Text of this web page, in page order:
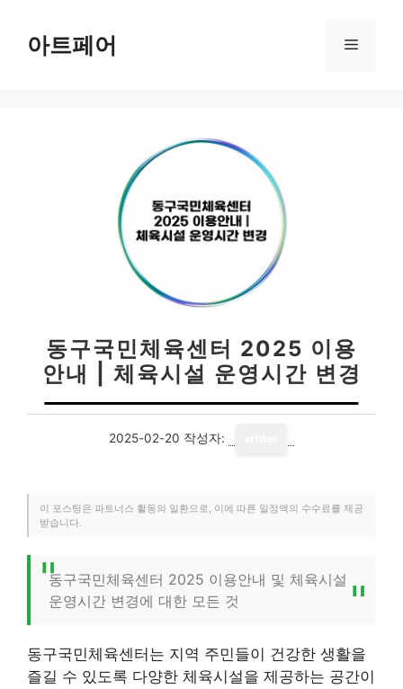
아트페어 메
동구국민체육센터 2025 이용
안내 | 체육시설 운영시간 변경
2025-02-20 작성자:
이 포스팅은 파트너스 활동의 일환으로, 이에 따른 일정액의 수수료를 제공
받습니다.
동구국민체육센터 2025 이용안내 및 체육시설
운영시간 변경에 대한 모든 것
동구국민체육센터는 지역 주민들이 건강한 생활을
즐길 수 있도록 다양한 체육시설을 제공하는 공간이